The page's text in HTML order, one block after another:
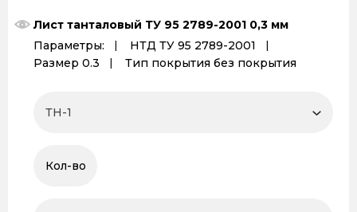
Лист танталовый ТУ 95 2789-2001 0,3 мм
Параметры:
НТД ТУ 95 2789-2001
Размер 0.3
Тип покрытия без покрытия